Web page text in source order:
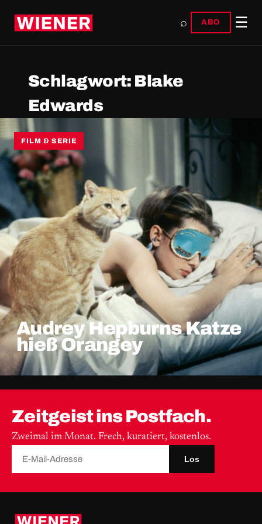
⌕ ABO ☰
Schlagwort: Blake
Edwards
FILM & SERIE
Audrey Hepburns Katze
hieß Orangey
Zeitgeist ins Postfach.
Zweimal im Monat. Frech, kuratiert, kostenlos.
Los